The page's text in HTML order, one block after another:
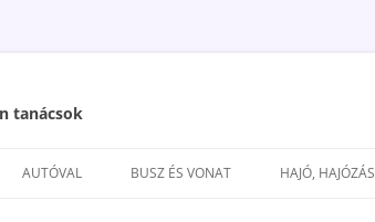
tanácsok
a
AUTÓVAL BUSZ ÉS VONAT HAJÓ, HAJÓZÁS